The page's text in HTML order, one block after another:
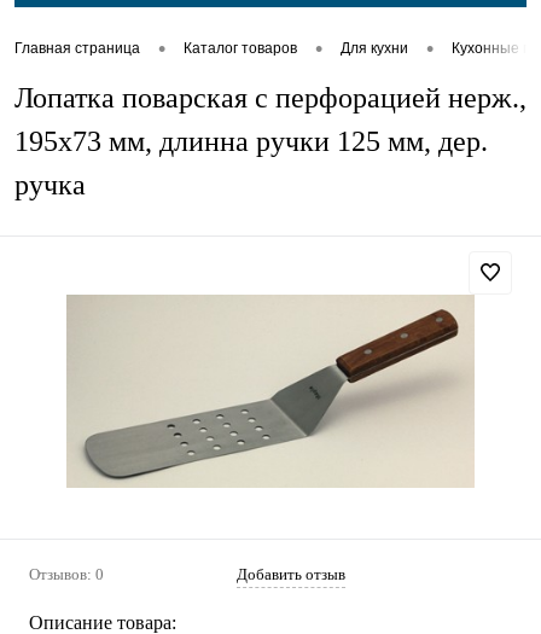
Главная страница • Каталог товаров • Для кухни • Кухонные
Лопатка поварская с перфорацией нерж.,
195х73 мм, длинна ручки 125 мм, дер.
ручка
Отзывов: 0 Добавить отзыв
Описание товара: